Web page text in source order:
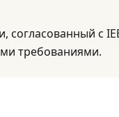
с
требованиями.